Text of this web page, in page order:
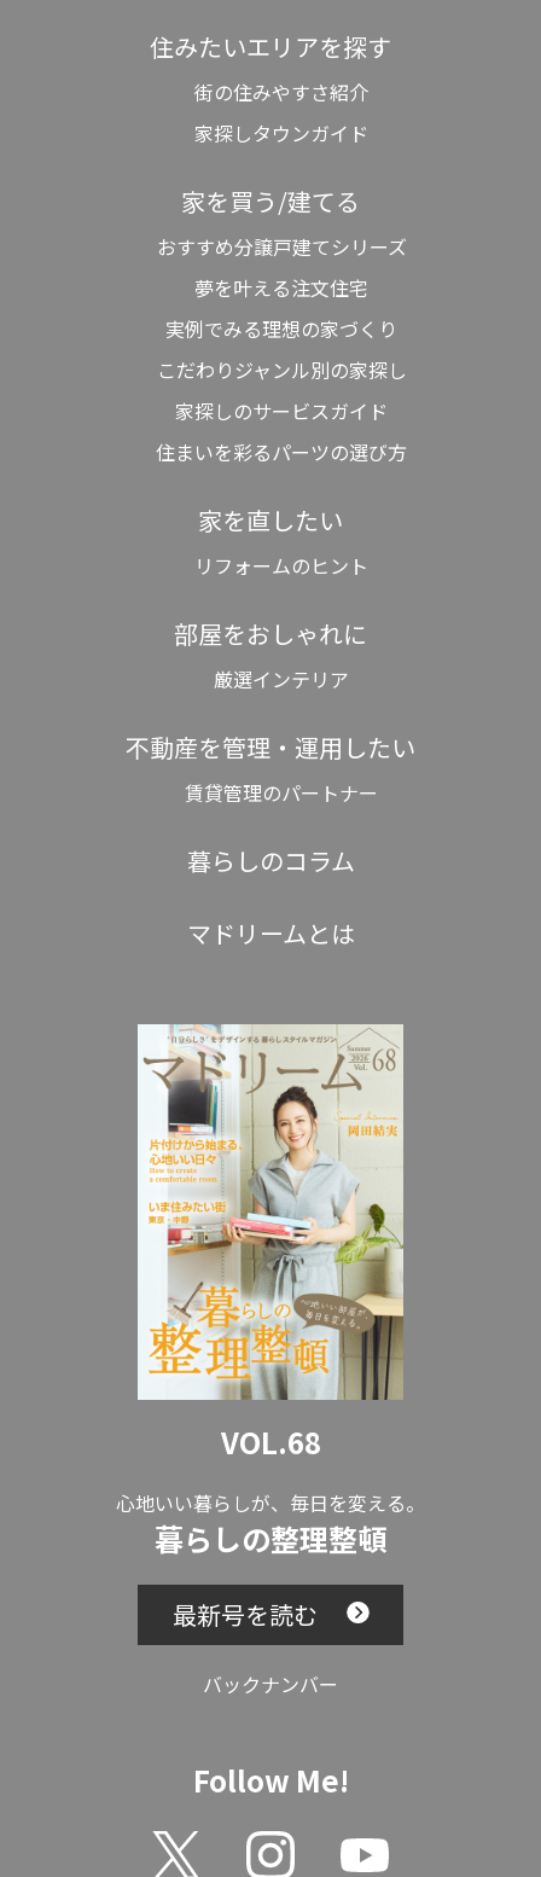
住みたいエリアを探す
街の住みやすさ紹介
家探しタウンガイド
家を買う/建てる
おすすめ分譲戸建てシリーズ
夢を叶える注文住宅
実例でみる理想の家づくり
こだわりジャンル別の家探し
家探しのサービスガイド
住まいを彩るパーツの選び方
家を直したい
リフォームのヒント
部屋をおしゃれに
厳選インテリア
不動産を管理・運用したい
賃貸管理のパートナー
暮らしのコラム
マドリームとは
VOL.68
心地いい暮らしが、毎日を変える。
暮らしの整理整頓
最新号を読む
バックナンバー
Follow Me!